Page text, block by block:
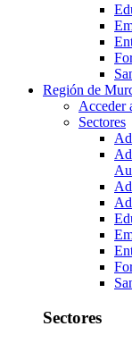
Región de
Acceder
Sectores
Sectores